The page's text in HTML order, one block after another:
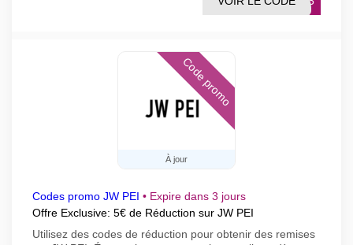
À jour
Code promo
Codes promo JW PEI • Expire dans 3 jours
Offre Exclusive: 5€ de Réduction sur JW PEI
Utilisez des codes de réduction pour obtenir des remises